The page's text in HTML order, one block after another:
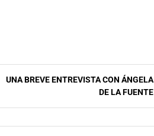
UNA BREVE ENTREVISTA CON ÁNGELA
DE LA FUENTE